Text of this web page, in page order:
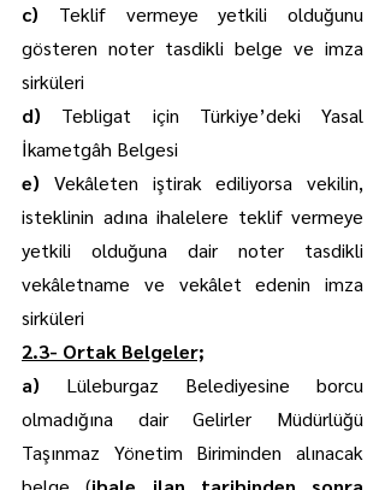
c) Teklif vermeye yetkili olduğunu
gösteren noter tasdikli belge ve imza
sirküleri
d) Tebligat için Türkiye’deki Yasal
İkametgâh Belgesi
e) Vekâleten iştirak ediliyorsa vekilin,
isteklinin adına ihalelere teklif vermeye
yetkili olduğuna dair noter tasdikli
vekâletname ve vekâlet edenin imza
sirküleri
2.3- Ortak Belgeler;
a) Lüleburgaz Belediyesine borcu
olmadığına dair Gelirler Müdürlüğü
Taşınmaz Yönetim Biriminden alınacak